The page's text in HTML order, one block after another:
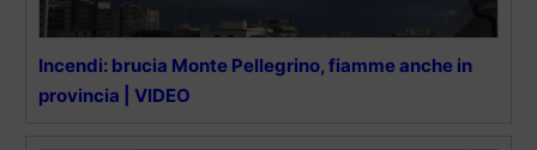
Incendi: brucia Monte Pellegrino, fiamme anche in
provincia | VIDEO